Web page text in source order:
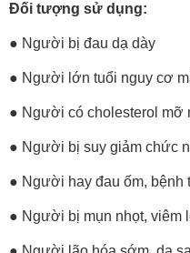
Đối tượng sử dụng:
● Người bị đau dạ dày
● Người lớn tuổi nguy cơ
● Người có cholesterol mỡ
● Người bị suy giảm chức
● Người hay đau ốm, bệnh
● Người bị mụn nhọt, viêm